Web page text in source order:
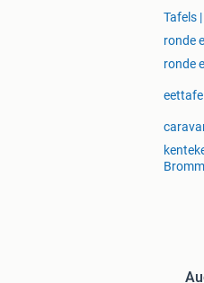
Tafels
ronde
ronde